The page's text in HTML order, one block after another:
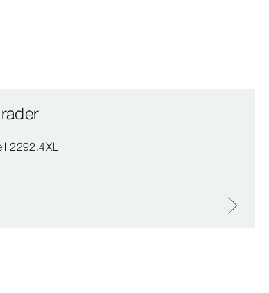
2292.4XL